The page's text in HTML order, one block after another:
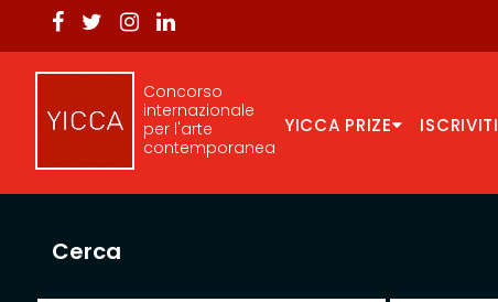
Concorso
internazionale
per l'arte
contemporanea
YICCA PRIZE ISCRIVITI
Cerca